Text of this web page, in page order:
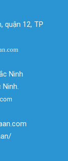
quận 12, TP
Ninh